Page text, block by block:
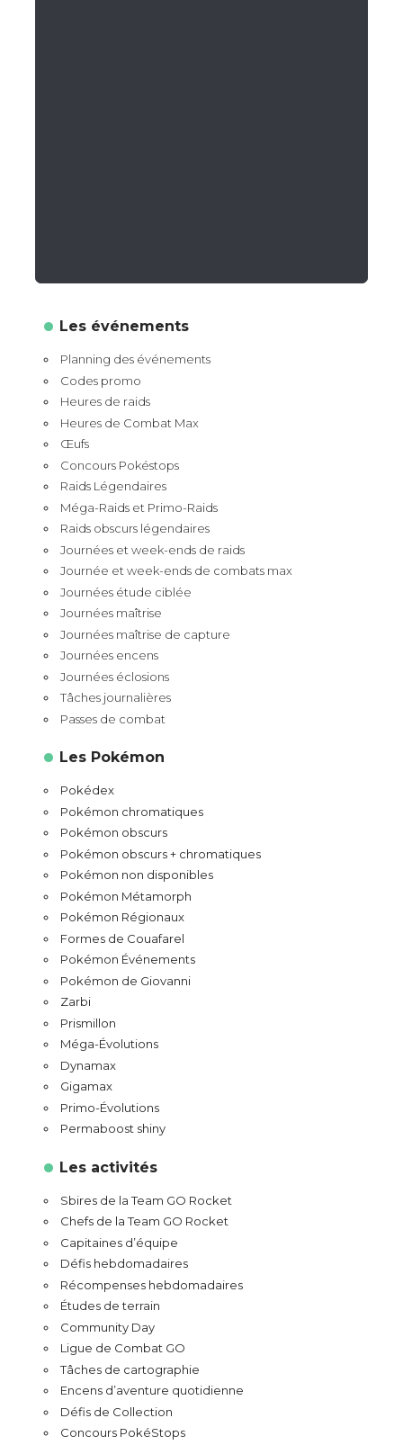
Les événements
Planning des événements
Codes promo
Heures de raids
Heures de Combat Max
Œufs
Concours Pokéstops
Raids Légendaires
Méga-Raids et Primo-Raids
Raids obscurs légendaires
Journées et week-ends de raids
Journée et week-ends de combats max
Journées étude ciblée
Journées maîtrise
Journées maîtrise de capture
Journées encens
Journées éclosions
Tâches journalières
Passes de combat
Les Pokémon
Pokédex
Pokémon chromatiques
Pokémon obscurs
Pokémon obscurs + chromatiques
Pokémon non disponibles
Pokémon Métamorph
Pokémon Régionaux
Formes de Couafarel
Pokémon Événements
Pokémon de Giovanni
Zarbi
Prismillon
Méga-Évolutions
Dynamax
Gigamax
Primo-Évolutions
Permaboost shiny
Les activités
Sbires de la Team GO Rocket
Chefs de la Team GO Rocket
Capitaines d’équipe
Défis hebdomadaires
Récompenses hebdomadaires
Études de terrain
Community Day
Ligue de Combat GO
Tâches de cartographie
Encens d’aventure quotidienne
Défis de Collection
Concours PokéStops